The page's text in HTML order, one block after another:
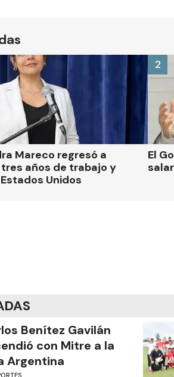
Mareco regresó a
años de trabajo y
Unidos
El
2
Benítez Gavilán
con Mitre a la
Argentina